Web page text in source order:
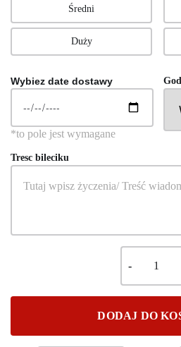
Średni
Duży
Wybiez date dostawy
Tresc bileciku
DODAJ DO